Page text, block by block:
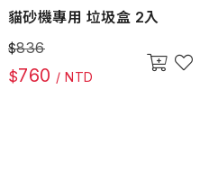
貓砂機專用 垃圾盒 2入
$836
$760 / NTD